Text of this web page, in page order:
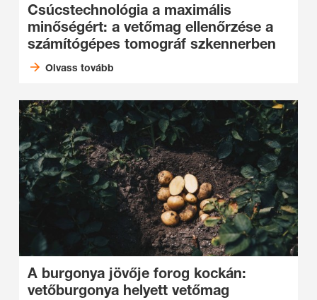
Csúcstechnológia a maximális
minőségért: a vetőmag ellenőrzése a
számítógépes tomográf szkennerben
Olvass tovább
A burgonya jövője forog kockán:
vetőburgonya helyett vetőmag